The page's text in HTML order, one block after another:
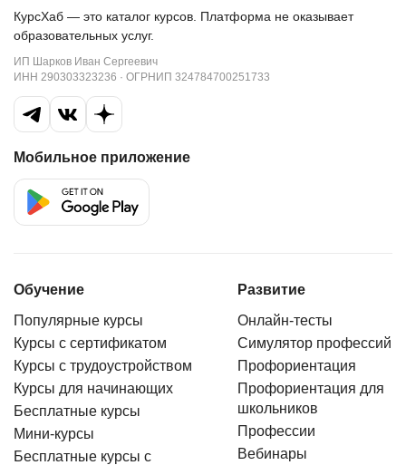
КурсХаб — это каталог курсов. Платформа не оказывает
образовательных услуг.
ИП Шарков Иван Сергеевич
ИНН 290303323236 · ОГРНИП 324784700251733
Мобильное приложение
Обучение
Популярные курсы
Курсы с сертификатом
Курсы с трудоустройством
Курсы для начинающих
Бесплатные курсы
Мини-курсы
Бесплатные курсы с
Развитие
Онлайн-тесты
Симулятор профессий
Профориентация
Профориентация для
школьников
Профессии
Вебинары